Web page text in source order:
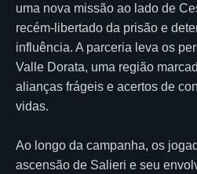
uma nova missão ao lado de
recém-libertado da prisão e
influência. A parceria leva os
Valle Dorata, uma região
alianças frágeis e acertos de
vidas.
Ao longo da campanha, os
ascensão de Salieri e seu